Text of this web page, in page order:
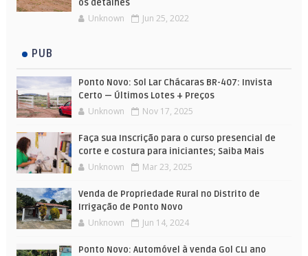
os detalhes
Unknown Jun 25, 2022
PUB
Ponto Novo: Sol Lar Chácaras BR-407: Invista
Certo — Últimos Lotes + Preços
Unknown Nov 17, 2025
Faça sua Inscrição para o curso presencial de
corte e costura para iniciantes; Saiba Mais
Unknown Mar 23, 2025
Venda de Propriedade Rural no Distrito de
Irrigação de Ponto Novo
Unknown Jun 14, 2024
Ponto Novo: Automóvel à venda Gol CLI ano